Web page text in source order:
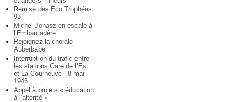
Remise des Éco Trophées
93
Michel Jonasz en escale à
l’Embarcadère
Rejoignez la chorale
Auberbabel
Interruption du trafic entre
les stations Gare de l’Est
et La Courneuve - 8 mai
1945
Appel à projets « éducation
à l’altérité »